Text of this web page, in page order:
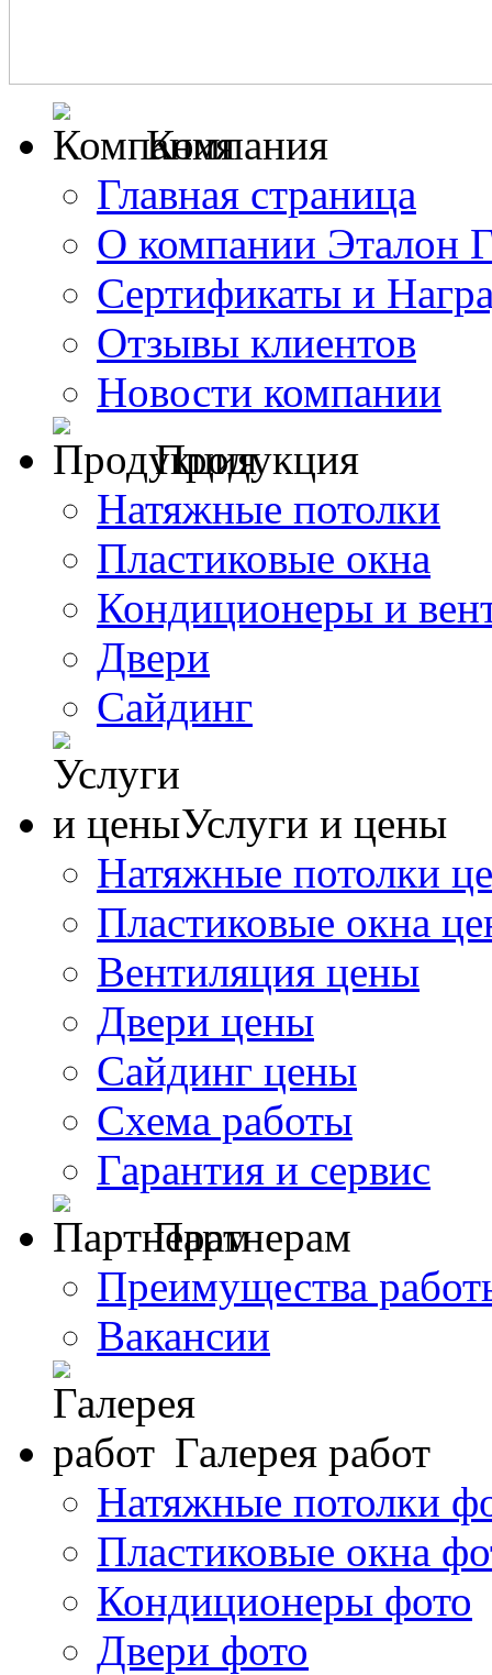
Компания
Главная страница
О компании Эталон
Сертификаты и
Отзывы клиентов
Новости компании
Продукция
Натяжные потолки
Пластиковые окна
Кондиционеры и
Двери
Сайдинг
Услуги и цены
Натяжные потолки
Пластиковые окна
Вентиляция цены
Двери цены
Сайдинг цены
Схема работы
Гарантия и сервис
Партнерам
Преимущества
Вакансии
Галерея работ
Натяжные потолки
Пластиковые окна
Кондиционеры фото
Двери фото